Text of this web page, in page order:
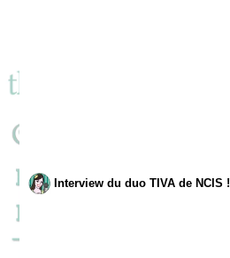
Interview du duo TIVA de NCIS !